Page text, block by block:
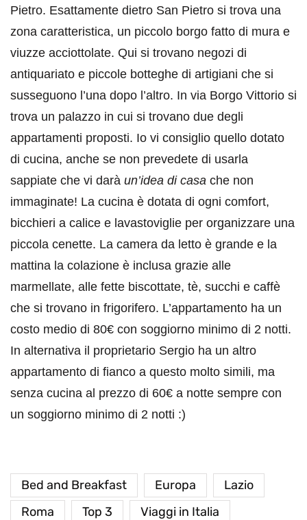
Pietro. Esattamente dietro San Pietro si trova una
zona caratteristica, un piccolo borgo fatto di mura e
viuzze acciottolate. Qui si trovano negozi di
antiquariato e piccole botteghe di artigiani che si
susseguono l’una dopo l’altro. In via Borgo Vittorio si
trova un palazzo in cui si trovano due degli
appartamenti proposti. Io vi consiglio quello dotato
di cucina, anche se non prevedete di usarla
sappiate che vi darà un’idea di casa che non
immaginate! La cucina è dotata di ogni comfort,
bicchieri a calice e lavastoviglie per organizzare una
piccola cenette. La camera da letto è grande e la
mattina la colazione è inclusa grazie alle
marmellate, alle fette biscottate, tè, succhi e caffè
che si trovano in frigorifero. L’appartamento ha un
costo medio di 80€ con soggiorno minimo di 2 notti.
In alternativa il proprietario Sergio ha un altro
appartamento di fianco a questo molto simili, ma
senza cucina al prezzo di 60€ a notte sempre con
un soggiorno minimo di 2 notti :)
Bed and Breakfast Europa
Lazio
Roma
Top 3 Viaggi in Italia